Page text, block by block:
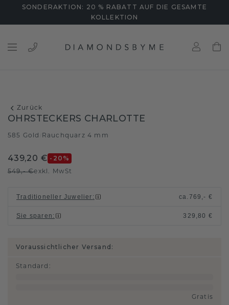
SONDERAKTION: 20 % RABATT AUF DIE GESAMTE
KOLLEKTION
Zurück
OHRSTECKERS CHARLOTTE
585 Gold Rauchquarz 4 mm
439,20 € -20 %
549,- €exkl. MwSt
Traditioneller Juwelier : ca. 769,- €
Sie sparen : 329,80 €
Voraussichtlicher Versand:
Standard :
Gratis